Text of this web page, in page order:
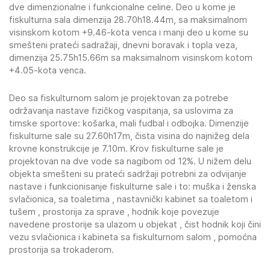
dve dimenzionalne i funkcionalne celine. Deo u kome je
fiskulturna sala dimenzija 28.70h18.44m, sa maksimalnom
visinskom kotom +9.46-kota venca i manji deo u kome su
smešteni prateći sadražaji, dnevni boravak i topla veza,
dimenzija 25.75h15.66m sa maksimalnom visinskom kotom
+4.05-kota venca.
Deo sa fiskulturnom salom je projektovan za potrebe
održavanja nastave fizičkog vaspitanja, sa uslovima za
timske sportove: košarka, mali fudbal i odbojka. Dimenzije
fiskulturne sale su 27.60h17m, čista visina do najnižeg dela
krovne konstrukcije je 7.10m. Krov fiskulturne sale je
projektovan na dve vode sa nagibom od 12%. U nižem delu
objekta smešteni su prateći sadržaji potrebni za odvijanje
nastave i funkcionisanje fiskulturne sale i to: muška i ženska
svlačionica, sa toaletima , nastavnički kabinet sa toaletom i
tušem , prostorija za sprave , hodnik koje povezuje
navedene prostorije sa ulazom u objekat , čist hodnik koji čini
vezu svlačionica i kabineta sa fiskulturnom salom , pomoćna
prostorija sa trokaderom.